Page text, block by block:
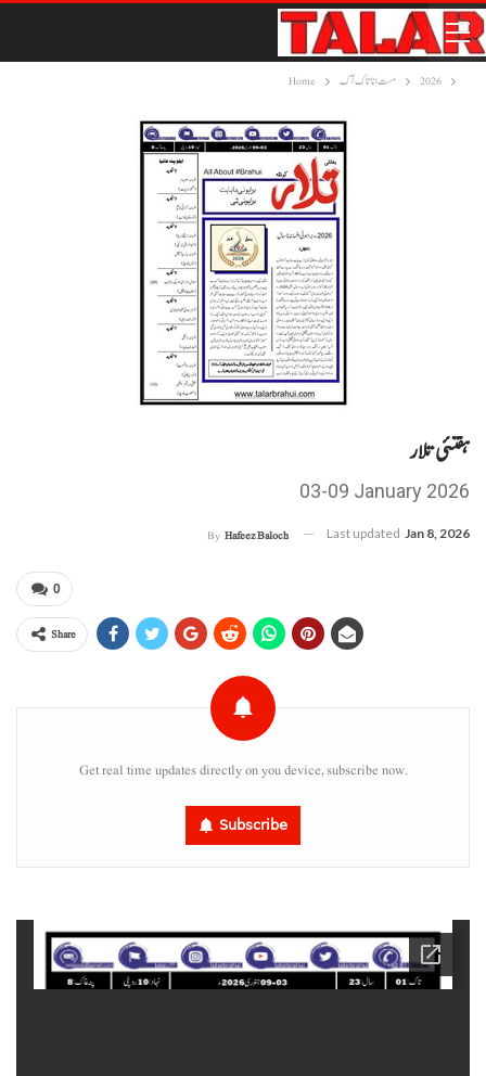
Home مست انا تاک آک 2026
ہفتئی تلار
03-09 January 2026
By Hafeez Baloch Last updated Jan 8, 2026
0
Share
Get real time updates directly on you device, subscribe now.
Subscribe